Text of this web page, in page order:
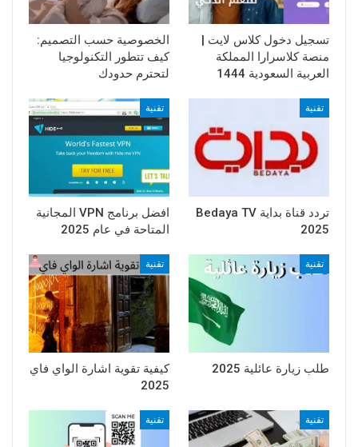
تسجيل دخول كلاس لايت |
منصة كلاسرارا المملكة
العربية السعودية 1444
الخصوصية حسب التصميم:
كيف تتطور التكنولوجيا
لتحترم حدودك
تقنية
تردد قناة بداية Bedaya TV
2025
تقنية
افضل برنامج VPN المجانية
المتاحة في عام 2025
تقنية
طلب زيارة عائلية 2025
تقنية
كيفية تقوية اشارة الواي فاي
2025
تقنية تقنية